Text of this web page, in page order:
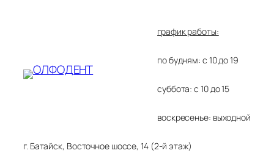
график работы:
по будням: с 10 до 19
суббота: с 10 до 15
воскресенье: выходной
г. Батайск, Восточное шоссе, 14 (2-й этаж)